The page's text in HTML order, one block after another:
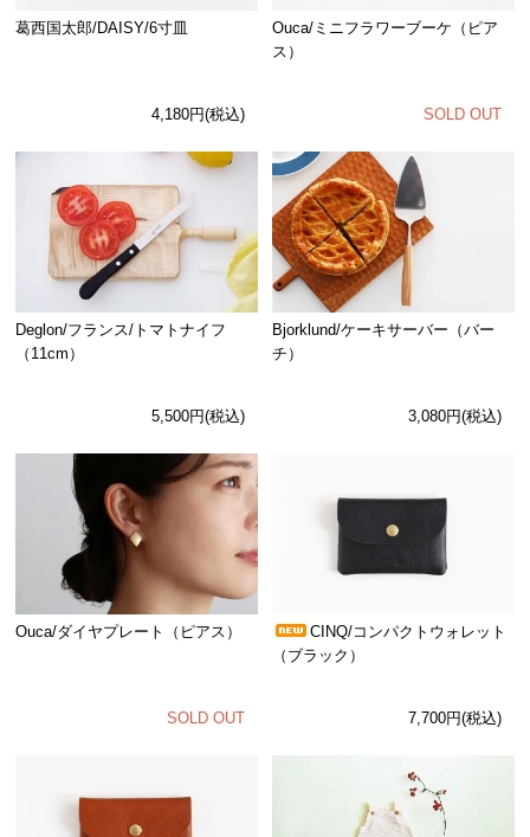
葛西国太郎/DAISY/6寸皿
4,180円(税込)
Ouca/ミニフラワーブーケ（ピア
ス）
SOLD OUT
Deglon/フランス/トマトナイフ
（11cm）
5,500円(税込)
Bjorklund/ケーキサーバー（バー
チ）
3,080円(税込)
Ouca/ダイヤプレート（ピアス）
SOLD OUT
CINQ/コンパクトウォレット
（ブラック）
7,700円(税込)